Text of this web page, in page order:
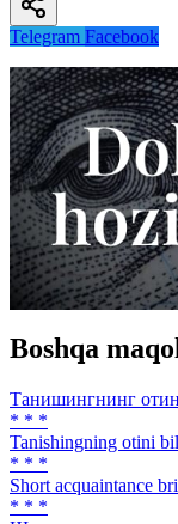
Telegram Facebook
Boshqa
Танишингнинг
* * *
Tanishingning otini
* * *
Short acquaintance
* * *